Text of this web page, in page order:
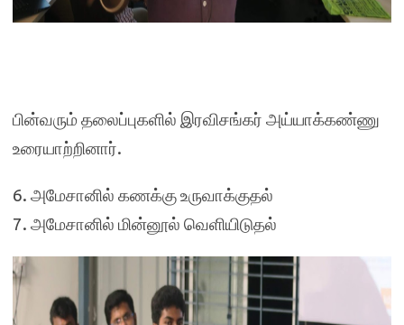
பின்வரும் தலைப்புகளில் இரவிசங்கர் அய்யாக்கண்ணு
உரையாற்றினார்.
6. அமேசானில் கணக்கு உருவாக்குதல்
7. அமேசானில் மின்னூல் வெளியிடுதல்